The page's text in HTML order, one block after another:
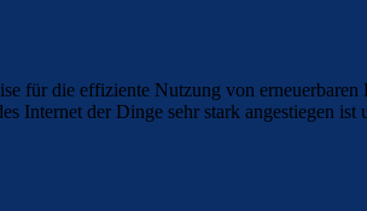
für die effiziente Nutzung von
Internet der Dinge sehr stark angestiegen